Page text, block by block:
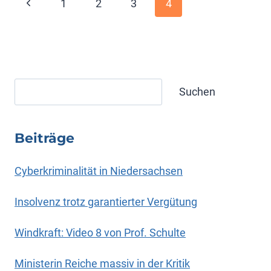
1 2 3 4
Suchen
Beiträge
Cyberkriminalität in Niedersachsen
Insolvenz trotz garantierter Vergütung
Windkraft: Video 8 von Prof. Schulte
Ministerin Reiche massiv in der Kritik